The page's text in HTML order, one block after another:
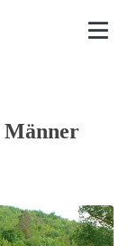
Männer